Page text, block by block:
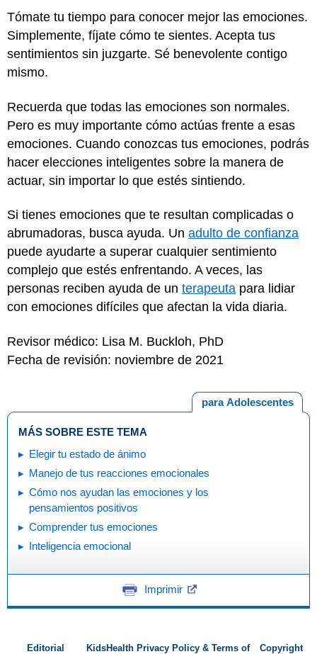
Tómate tu tiempo para conocer mejor las emociones.
Simplemente, fíjate cómo te sientes. Acepta tus
sentimientos sin juzgarte. Sé benevolente contigo
mismo.
Recuerda que todas las emociones son normales.
Pero es muy importante cómo actúas frente a esas
emociones. Cuando conozcas tus emociones, podrás
hacer elecciones inteligentes sobre la manera de
actuar, sin importar lo que estés sintiendo.
Si tienes emociones que te resultan complicadas o
abrumadoras, busca ayuda. Un adulto de confianza
puede ayudarte a superar cualquier sentimiento
complejo que estés enfrentando. A veces, las
personas reciben ayuda de un terapeuta para lidiar
con emociones difíciles que afectan la vida diaria.
Revisor médico: Lisa M. Buckloh, PhD
Fecha de revisión: noviembre de 2021
para Adolescentes
MÁS SOBRE ESTE TEMA
Elegir tu estado de ánimo
Manejo de tus reacciones emocionales
Cómo nos ayudan las emociones y los
pensamientos positivos
Comprender tus emociones
Inteligencia emocional
Imprimir
Editorial
KidsHealth Privacy Policy & Terms of
Copyright